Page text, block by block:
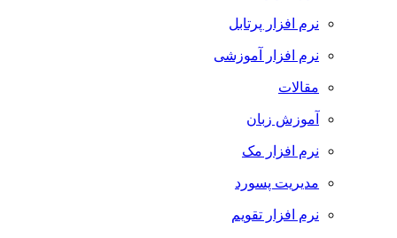
نرم افزار پرتابل
نرم افزار آموزشی
مقالات
آموزش زبان
نرم افزار مک
مدیریت پسورد
نرم افزار تقویم